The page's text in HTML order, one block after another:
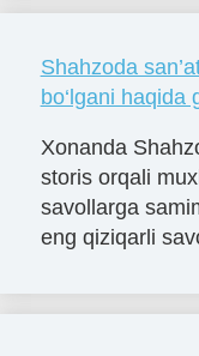
Shahzoda
bo‘lgani haqida
Xonanda
storis orqali
savollarga
eng qiziqarli